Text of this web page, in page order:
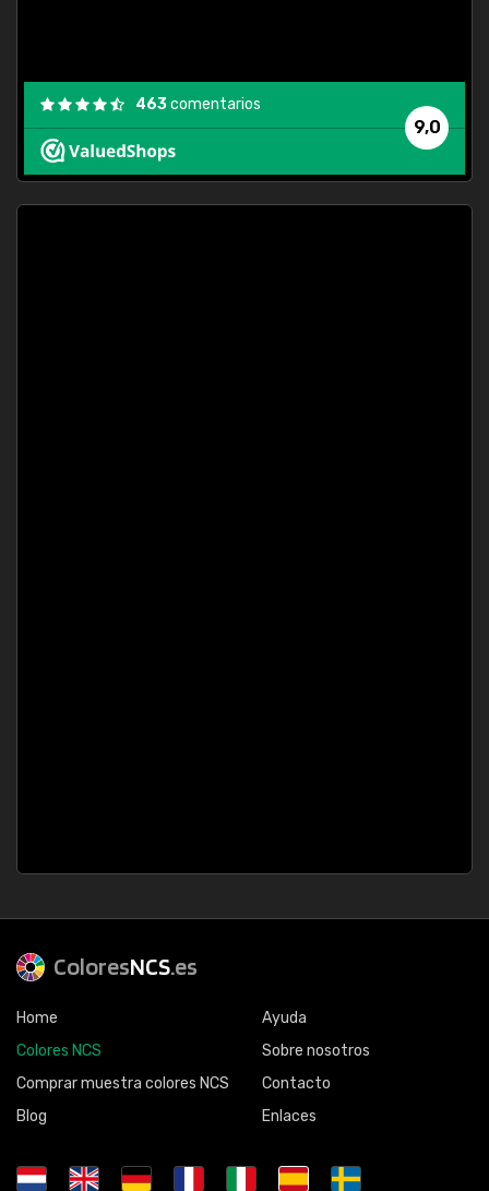
9,0
463comentarios
ColoresNCS.es
Home
Colores NCS
Comprar muestra colores NCS
Blog
Ayuda
Sobre nosotros
Contacto
Enlaces